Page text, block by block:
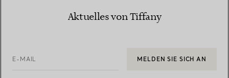
Aktuelles von Tiffany
E-MAIL MELDEN SIE SICH AN